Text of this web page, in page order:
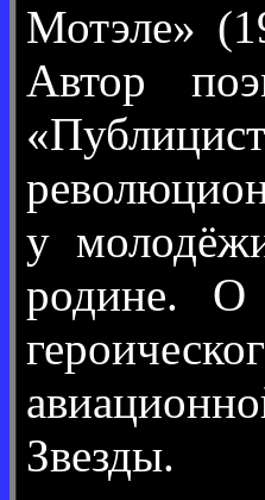
Мотэле»
Автор
у
родине. О
Звезды.